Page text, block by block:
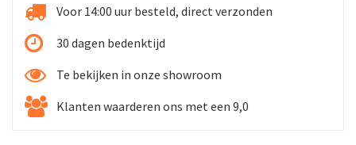
Voor 14:00 uur besteld, direct verzonden
30 dagen bedenktijd
Te bekijken in onze showroom
Klanten waarderen ons met een 9,0